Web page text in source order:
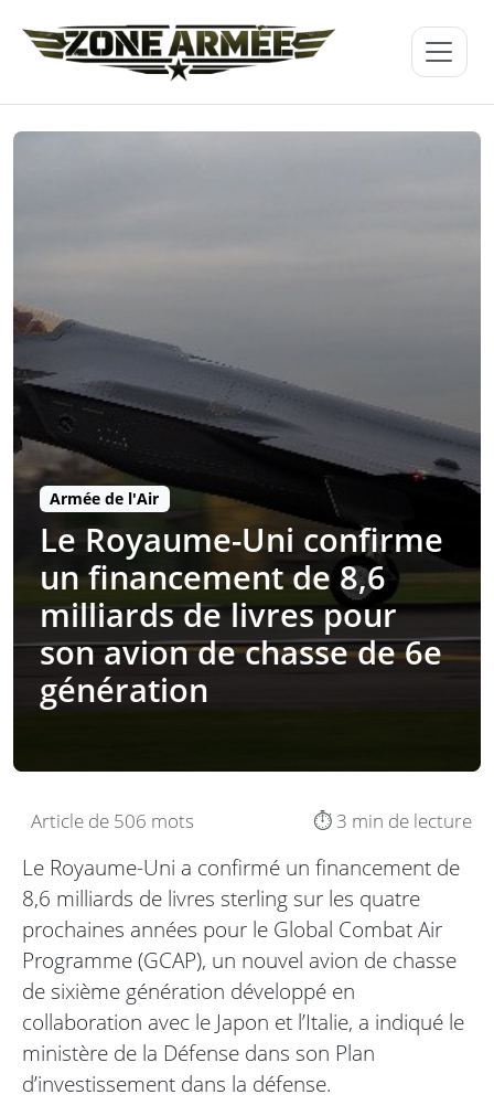
Armée de l'Air
Le Royaume-Uni confirme
un financement de 8,6
milliards de livres pour
son avion de chasse de 6e
génération
Article de 506 mots ⏱️ 3 min de lecture
Le Royaume-Uni a confirmé un financement de
8,6 milliards de livres sterling sur les quatre
prochaines années pour le Global Combat Air
Programme (GCAP), un nouvel avion de chasse
de sixième génération développé en
collaboration avec le Japon et l’Italie, a indiqué le
ministère de la Défense dans son Plan
d’investissement dans la défense.